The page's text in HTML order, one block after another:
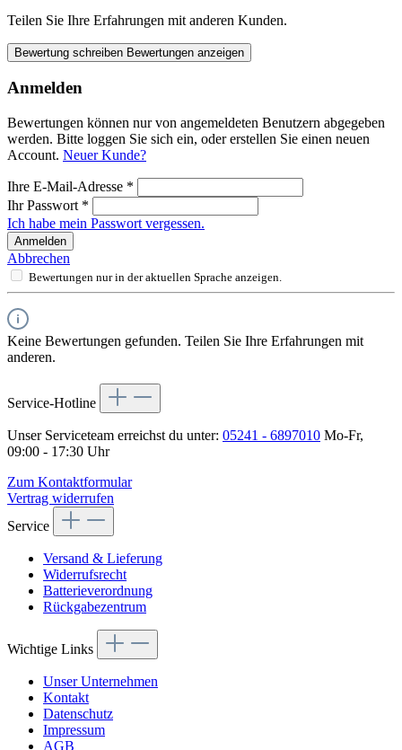
Teilen Sie Ihre Erfahrungen mit anderen Kunden.
Bewertung schreiben Bewertungen anzeigen
Anmelden
Bewertungen können nur von angemeldeten Benutzern abgegeben
werden. Bitte loggen Sie sich ein, oder erstellen Sie einen neuen
Account. Neuer Kunde?
Ihre E-Mail-Adresse *
Ihr Passwort *
Ich habe mein Passwort vergessen.
Anmelden
Abbrechen
Bewertungen nur in der aktuellen Sprache anzeigen.
Keine Bewertungen gefunden. Teilen Sie Ihre Erfahrungen mit
anderen.
Service-Hotline
Unser Serviceteam erreichst du unter: 05241 - 6897010 Mo-Fr,
09:00 - 17:30 Uhr
Zum Kontaktformular
Vertrag widerrufen
Service
Versand & Lieferung
Widerrufsrecht
Batterieverordnung
Rückgabezentrum
Wichtige Links
Unser Unternehmen
Kontakt
Datenschutz
Impressum
AGB